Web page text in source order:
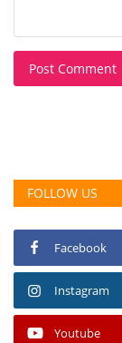
Post Comment
FOLLOW US
Facebook
Instagram
Youtube